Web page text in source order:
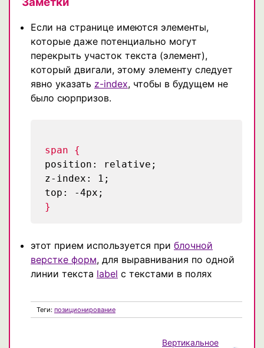
Если на странице имеются элементы,
которые даже потенциально могут
перекрыть участок текста (элемент),
который двигали, этому элементу следует
явно указать z-index, чтобы в будущем не
было сюрпризов.
span {
position: relative;
z-index: 1;
top: -4px;
}
этот прием используется при блочной
верстке форм, для выравнивания по одной
линии текста label с текстами в полях
Теги: позиционирование
Вертикальное